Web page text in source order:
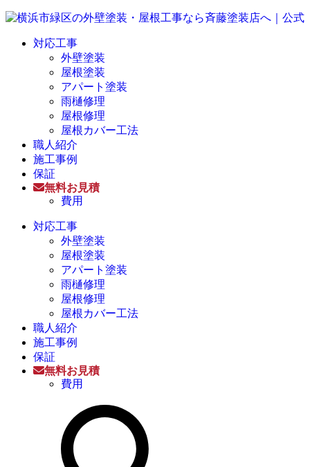
対応工事
外壁塗装
屋根塗装
アパート塗装
雨樋修理
屋根修理
屋根カバー工法
職人紹介
施工事例
保証
無料お見積
費用
対応工事
外壁塗装
屋根塗装
アパート塗装
雨樋修理
屋根修理
屋根カバー工法
職人紹介
施工事例
保証
無料お見積
費用